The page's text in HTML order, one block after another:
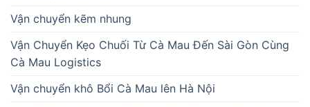
Vận chuyển kẽm nhung
Vận Chuyển Kẹo Chuối Từ Cà Mau Đến Sài Gòn Cùng
Cà Mau Logistics
Vận chuyển khô Bổi Cà Mau lên Hà Nội